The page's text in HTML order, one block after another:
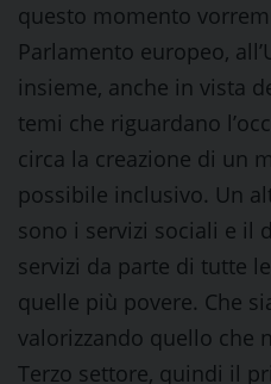
questo momento
Parlamento europeo,
insieme, anche in vista
temi che riguardano
circa la creazione di un
possibile inclusivo. Un
sono i servizi sociali e il
servizi da parte di tutte
quelle più povere. Che
valorizzando quello che
Terzo settore, quindi il